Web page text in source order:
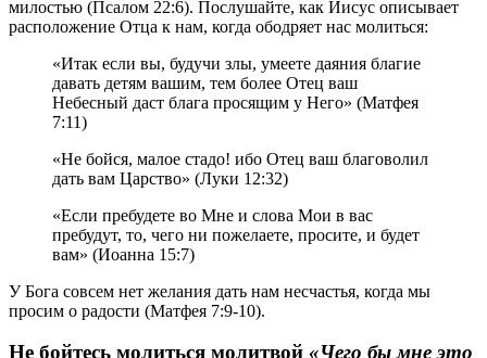
милостью (Псалом 22:6). Послушайте, как Иисус описывает
расположение Отца к нам, когда ободряет нас молиться:
«Итак если вы, будучи злы, умеете даяния благие
давать детям вашим, тем более Отец ваш
Небесный даст блага просящим у Него» (Матфея
7:11)
«Не бойся, малое стадо! ибо Отец ваш благоволил
дать вам Царство» (Луки 12:32)
«Если пребудете во Мне и слова Мои в вас
пребудут, то, чего ни пожелаете, просите, и будет
вам» (Иоанна 15:7)
У Бога совсем нет желания дать нам несчастья, когда мы
просим о радости (Матфея 7:9-10).
Не бойтесь молиться молитвой «Чего бы мне это